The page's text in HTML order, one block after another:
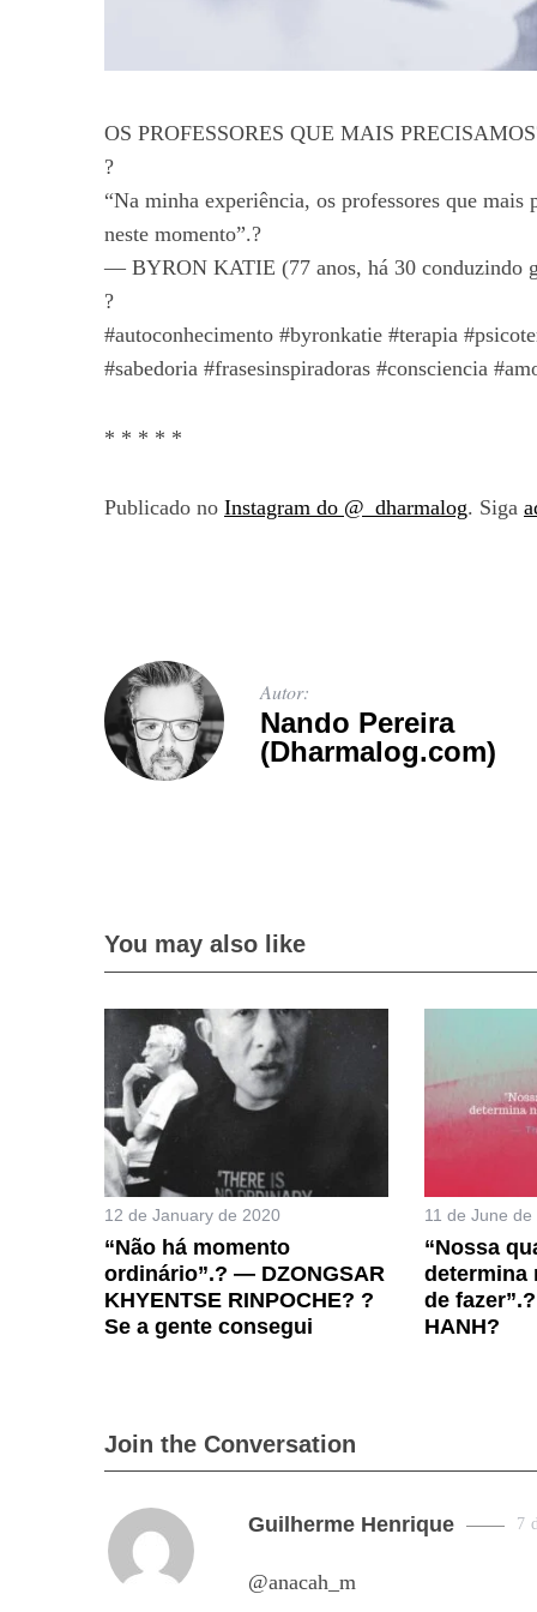
OS PROFESSORES QUE MAIS
?
“Na minha experiência, os professores que mais
neste momento”.?
— BYRON KATIE (77 anos, há 30 conduzindo
?
#autoconhecimento #byronkatie #terapia
#sabedoria #frasesinspiradoras #consciencia
* * * * *
Publicado no Instagram do @_dharmalog. Siga
Autor:
Nando Pereira
(Dharmalog.com)
You may also like
12 de January de 2020
“Não há momento
ordinário”.? — DZONGSAR
KHYENTSE RINPOCHE? ?
Se a gente consegui
11 de June de
“Nossa
determina
de
HANH?
Join the Conversation
s
y
Guilherme Henrique 7
@anacah_m